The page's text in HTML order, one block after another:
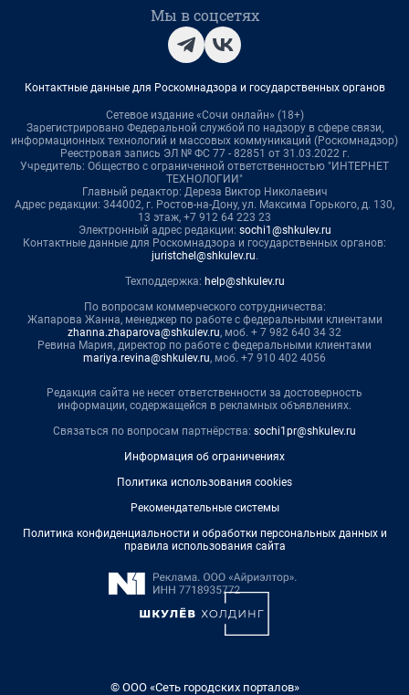
Мы в соцсетях
Контактные данные для Роскомнадзора и государственных органов
Сетевое издание «Сочи онлайн» (18+)
Зарегистрировано Федеральной службой по надзору в сфере связи,
информационных технологий и массовых коммуникаций (Роскомнадзор)
Реестровая запись ЭЛ № ФС 77 - 82851 от 31.03.2022 г.
Учредитель: Общество с ограниченной ответственностью "ИНТЕРНЕТ
ТЕХНОЛОГИИ"
Главный редактор: Дереза Виктор Николаевич
Адрес редакции: 344002, г. Ростов-на-Дону, ул. Максима Горького, д. 130,
13 этаж, +7 912 64 223 23
Электронный адрес редакции: sochi1@shkulev.ru
Контактные данные для Роскомнадзора и государственных органов:
juristchel@shkulev.ru.
Техподдержка: help@shkulev.ru
По вопросам коммерческого сотрудничества:
Жапарова Жанна, менеджер по работе с федеральными клиентами
zhanna.zhaparova@shkulev.ru, моб. + 7 982 640 34 32
Ревина Мария, директор по работе с федеральными клиентами
mariya.revina@shkulev.ru, моб. +7 910 402 4056
Редакция сайта не несет ответственности за достоверность
информации, содержащейся в рекламных объявлениях.
Связаться по вопросам партнёрства: sochi1pr@shkulev.ru
Информация об ограничениях
Политика использования cookies
Рекомендательные системы
Политика конфиденциальности и обработки персональных данных и
правила использования сайта
© ООО «Сеть городских порталов»